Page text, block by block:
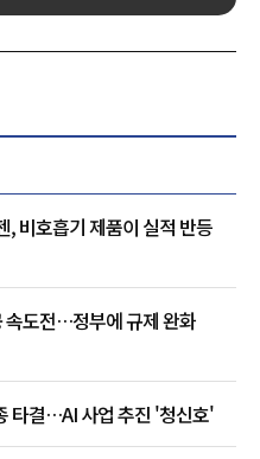
비호흡기 제품이 실적 반등
속도전…정부에 규제 완화
타결…AI 사업 추진 '청신호'